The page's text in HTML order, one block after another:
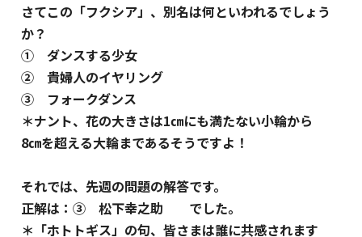
さてこの「フクシア」、別名は何といわれるでしょう
か？
① ダンスする少女
② 貴婦人のイヤリング
③ フォークダンス
＊ナント、花の大きさは1㎝にも満たない小輪から
8㎝を超える大輪まであるそうですよ！
それでは、先週の問題の解答です。
正解は：③ 松下幸之助 でした。
＊「ホトトギス」の句、皆さまは誰に共感されます